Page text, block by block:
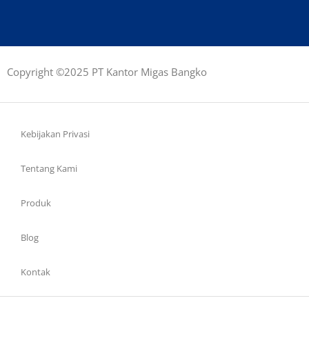
Copyright ©2025 PT Kantor Migas Bangko
Kebijakan Privasi
Tentang Kami
Produk
Blog
Kontak